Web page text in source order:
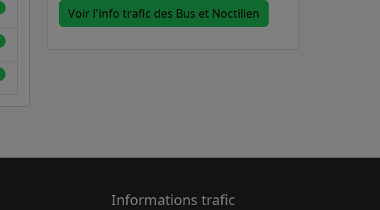
Voir l'info trafic des Bus et Noctilien
Informations trafic